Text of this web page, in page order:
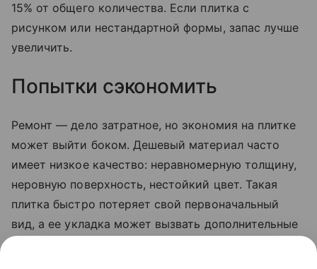
15% от общего количества. Если плитка с
рисунком или нестандартной формы, запас лучше
увеличить.
Попытки сэкономить
Ремонт — дело затратное, но экономия на плитке
может выйти боком. Дешевый материал часто
имеет низкое качество: неравномерную толщину,
неровную поверхность, нестойкий цвет. Такая
плитка быстро потеряет свой первоначальный
вид, а ее укладка может вызвать дополнительные